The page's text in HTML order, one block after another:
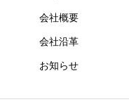
会社概要
会社沿革
お知らせ